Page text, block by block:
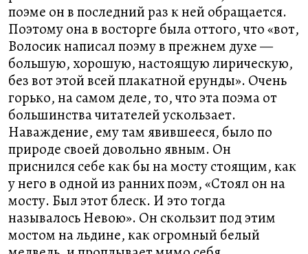
поэме он в последний раз к ней обращается.
Поэтому она в восторге была оттого, что «вот,
Волосик написал поэму в прежнем духе —
большую, хорошую, настоящую лирическую,
без вот этой всей плакатной ерунды». Очень
горько, на самом деле, то, что эта поэма от
большинства читателей ускользает.
Наваждение, ему там явившееся, было по
природе своей довольно явным. Он
приснился себе как бы на мосту стоящим, как
у него в одной из ранних поэм, «Стоял он на
мосту. Был этот блеск. И это тогда
называлось Невою». Он скользит под этим
мостом на льдине, как огромный белый